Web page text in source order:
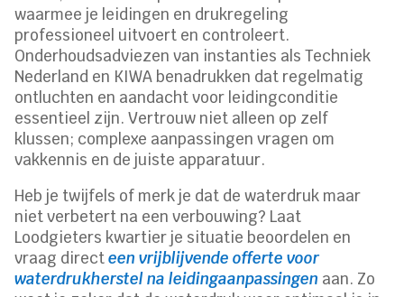
waarmee je leidingen en drukregeling
professioneel uitvoert en controleert.
Onderhoudsadviezen van instanties als Techniek
Nederland en KIWA benadrukken dat regelmatig
ontluchten en aandacht voor leidingconditie
essentieel zijn. Vertrouw niet alleen op zelf
klussen; complexe aanpassingen vragen om
vakkennis en de juiste apparatuur.
Heb je twijfels of merk je dat de waterdruk maar
niet verbetert na een verbouwing? Laat
Loodgieters kwartier je situatie beoordelen en
vraag directeen vrijblijvende offerte voor
waterdrukherstel na leidingaanpassingen aan. Zo